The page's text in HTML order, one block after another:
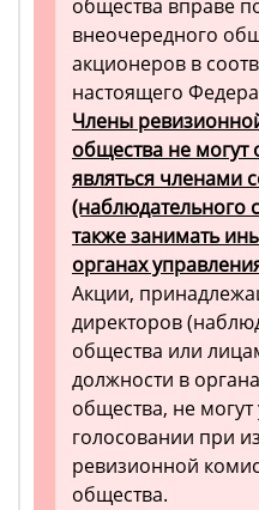
общества вправе
внеочередного
акционеров в
настоящего
Члены
общества не
являться членами
(наблюдательного
также занимать
органах
Акции,
директоров
общества или
должности в
общества, не могут
голосовании при
ревизионной
общества.